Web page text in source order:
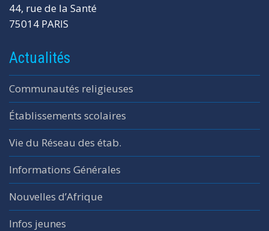
44, rue de la Santé
75014 PARIS
Actualités
Communautés religieuses
Établissements scolaires
Vie du Réseau des étab.
Informations Générales
Nouvelles d’Afrique
Infos jeunes